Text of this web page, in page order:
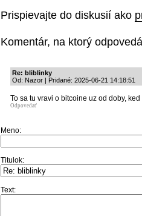
Prispievajte do diskusií ako
Komentár, na ktorý
Re: bliblinky
Od: Nazor | Pridané: 2025-06-21 14:18:51
To sa tu vravi o bitcoine uz od doby,
Odpovedať
Meno:
Titulok:
Text: